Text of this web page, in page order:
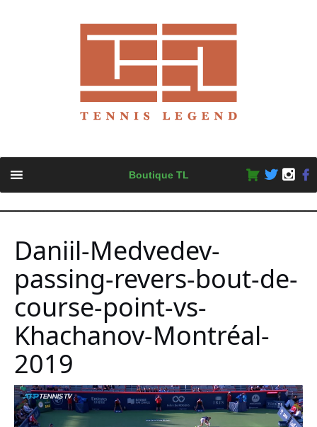
content
Boutique TL
Daniil-Medvedev-
passing-revers-bout-de-
course-point-vs-
Khachanov-Montréal-
2019